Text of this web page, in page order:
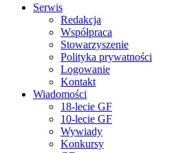
Serwis
Redakcja
Współpraca
Stowarzyszenie
Polityka prywatności
Logowanie
Kontakt
Wiadomości
18-lecie GF
10-lecie GF
Wywiady
Konkursy